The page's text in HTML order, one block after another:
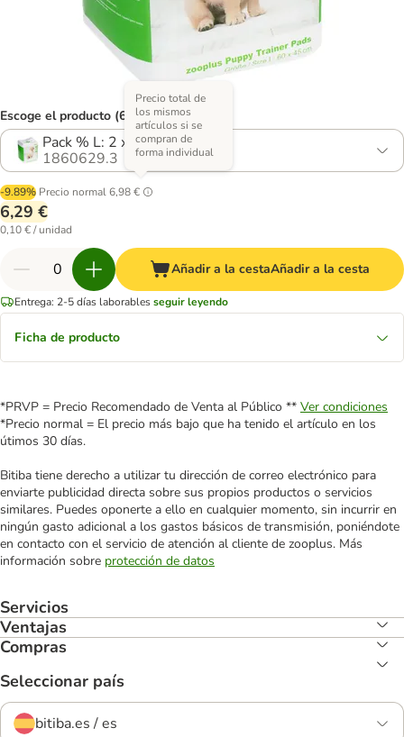
Escoge el producto (6 opciones)
Pack % L: 2 x 30 unidades
1860629.3
-9.89% Precio normal6,98 €
Precio total de
los mismos
artículos si se
compran de
forma individual
6,29 €
0,10 € / unidad
Añadir a la cestaAñadir a la cesta
Entrega: 2-5 días laborablesseguir leyendo
Ficha de producto
*PRVP = Precio Recomendado de Venta al Público ** Ver condiciones
*Precio normal = El precio más bajo que ha tenido el artículo en los
útimos 30 días.
Bitiba tiene derecho a utilizar tu dirección de correo electrónico para
enviarte publicidad directa sobre sus propios productos o servicios
similares. Puedes oponerte a ello en cualquier momento, sin incurrir en
ningún gasto adicional a los gastos básicos de transmisión, poniéndote
en contacto con el servicio de atención al cliente de zooplus. Más
información sobre protección de datos
Servicios
Ventajas
Compras
Seleccionar país
bitiba.es / es